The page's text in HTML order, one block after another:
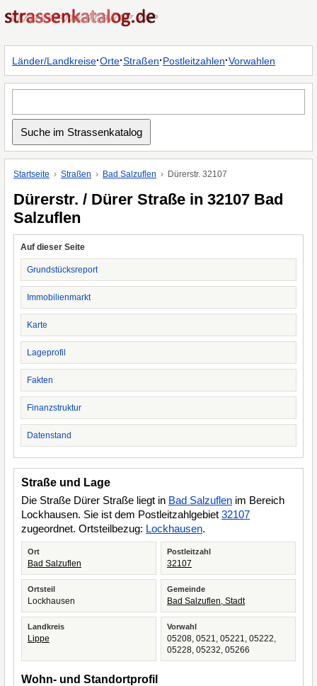
Länder/Landkreise·Orte·Straßen·Postleitzahlen·Vorwahlen
Startseite Straßen Bad Salzuflen Dürerstr. 32107
Dürerstr. / Dürer Straße in 32107 Bad
Salzuflen
Auf dieser Seite
Grundstücksreport
Immobilienmarkt
Karte
Lageprofil
Fakten
Finanzstruktur
Datenstand
Straße und Lage
Die Straße Dürer Straße liegt in Bad Salzuflen im Bereich
Lockhausen. Sie ist dem Postleitzahlgebiet 32107
zugeordnet. Ortsteilbezug: Lockhausen.
Ort
Bad Salzuflen
Postleitzahl
32107
Ortsteil
Lockhausen
Gemeinde
Bad Salzuflen, Stadt
Landkreis
Lippe
Vorwahl
05208, 0521, 05221, 05222,
05228, 05232, 05266
Wohn- und Standortprofil